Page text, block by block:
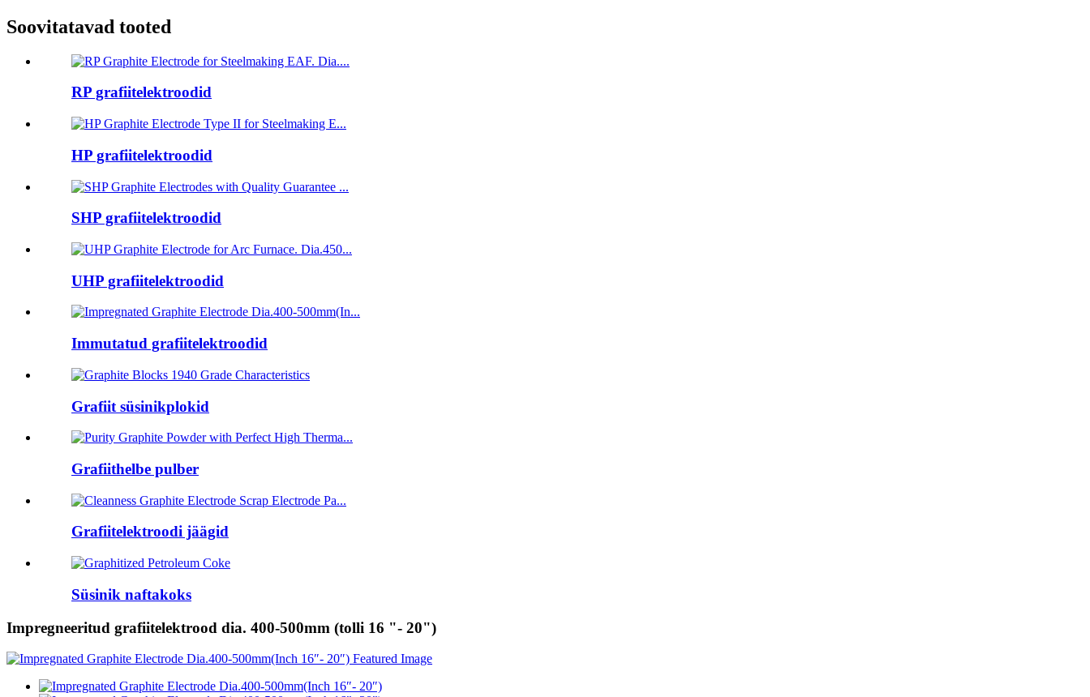
Soovitatavad tooted
RP grafiitelektroodid
HP grafiitelektroodid
SHP grafiitelektroodid
UHP grafiitelektroodid
Immutatud grafiitelektroodid
Grafiit süsinikplokid
Grafiithelbe pulber
Grafiitelektroodi jäägid
Süsinik naftakoks
Impregneeritud grafiitelektrood dia. 400-500mm (tolli 16 "- 20")